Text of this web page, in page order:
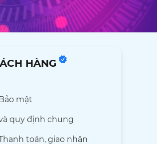
HÀNG
mật
quy định chung
toán, giao nhận